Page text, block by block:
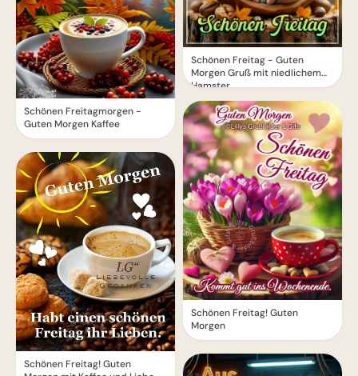
Schönen Freitagmorgen -
Guten Morgen Kaffee
Schönen Freitag! Guten
Schönen Freitag - Guten
Morgen Gruß mit niedlichem
Hamster
Schönen Freitag! Guten
Morgen